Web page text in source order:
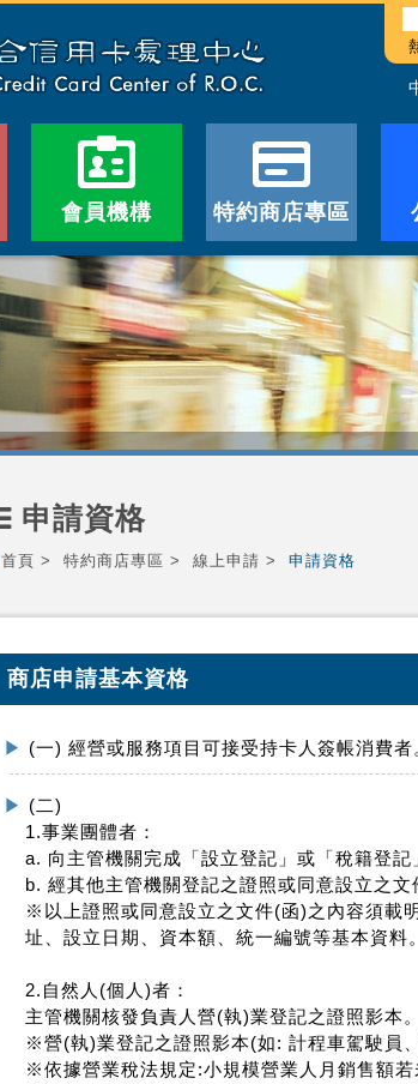
會員機構 特約商店專區
申請資格
首頁 特約商店專區 線上申請 申請資格
商店申請基本資格
(一) 經營或服務項目可接受持卡人簽帳消費者
(二)
1.事業團體者：
a. 向主管機關完成「設立登記」或「稅籍登記
b. 經其他主管機關登記之證照或同意設立之文
※以上證照或同意設立之文件(函)之內容須載
址、設立日期、資本額、統一編號等基本資料。
2.自然人(個人)者：
主管機關核發負責人營(執)業登記之證照影本。
※營(執)業登記之證照影本(如: 計程車駕駛員
※依據營業稅法規定:小規模營業人月銷售額